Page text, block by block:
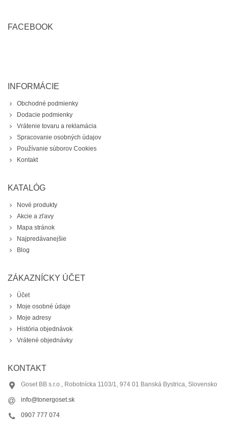
FACEBOOK
INFORMÁCIE
Obchodné podmienky
Dodacie podmienky
Vrátenie tovaru a reklamácia
Spracovanie osobných údajov
Používanie súborov Cookies
Kontakt
KATALÓG
Nové produkty
Akcie a zľavy
Mapa stránok
Najpredávanejšie
Blog
ZÁKAZNÍCKY ÚČET
Účet
Moje osobné údaje
Moje adresy
História objednávok
Vrátené objednávky
KONTAKT
Goset BB s.r.o., Robotnícka 1103/1, 974 01 Banská Bystrica, Slovensko
info@tonergoset.sk
0907 777 074